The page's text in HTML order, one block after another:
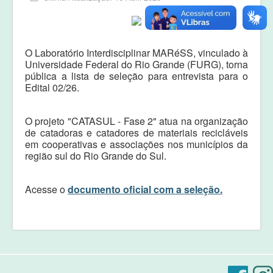
O Laboratório Interdisciplinar MARéSS, vinculado à
Universidade Federal do Rio Grande (FURG), torna
pública a lista de seleção para entrevista para o
Edital 02/26.
O projeto "CATASUL - Fase 2" atua na organização
de catadoras e catadores de materiais recicláveis
em cooperativas e associações nos municípios da
região sul do Rio Grande do Sul.
Acesse odocumento oficial com a seleção.